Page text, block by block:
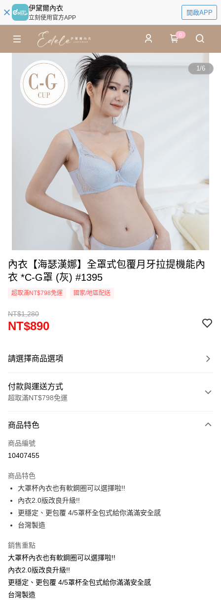
伊黛爾內衣
立刻使用官方APP
開啟APP
0
1/6
內衣【海瑟漢娜】全罩式包覆月牙拉提機能內
衣 *C-G罩 (灰) #1395
超取滿NT$798免運 國家/地區配送
NT$1,280
NT$890
請選擇商品選項
付款與運送方式
超取滿NT$798免運
信用卡一次付款
超商取貨付款
Apple Pay
街口支付
悠遊付
ATM付款
貨到付款
運送方式
商品特色
商品編號
10407455
商品特色
大罩杯內衣也有軟鋼圈可以選擇啦!!
內衣2.0版改良升級!!
更穩定、更包覆 4/5罩杯全包式給你滿滿安全感
台灣製造
銷售重點
大罩杯內衣也有軟鋼圈可以選擇啦!!
內衣2.0版改良升級!!
更穩定、更包覆 4/5罩杯全包式給你滿滿安全感
台灣製造